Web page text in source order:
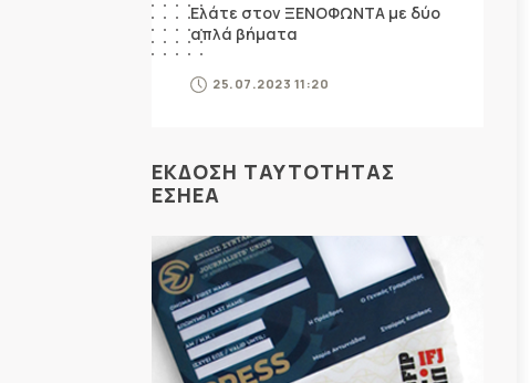
Ελάτε στον ΞΕΝΟΦΩΝΤΑ με δύο
απλά βήματα
25.07.2023 11:20
ΕΚΔΟΣΗ ΤΑΥΤΟΤΗΤΑΣ
ΕΣΗΕΑ